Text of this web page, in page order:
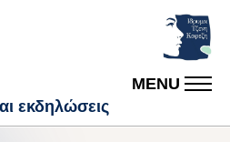
εκδηλώσεις
MENU